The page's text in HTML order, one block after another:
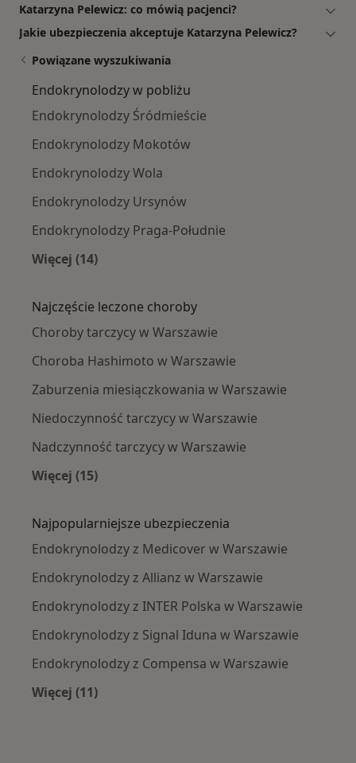
Katarzyna Pelewicz: co mówią pacjenci?
Jakie ubezpieczenia akceptuje Katarzyna Pelewicz?
Powiązane wyszukiwania
Endokrynolodzy w pobliżu
Endokrynolodzy Śródmieście
Endokrynolodzy Mokotów
Endokrynolodzy Wola
Endokrynolodzy Ursynów
Endokrynolodzy Praga-Południe
Więcej (14)
Najczęście leczone choroby
Choroby tarczycy w Warszawie
Choroba Hashimoto w Warszawie
Zaburzenia miesiączkowania w Warszawie
Niedoczynność tarczycy w Warszawie
Nadczynność tarczycy w Warszawie
Więcej (15)
Najpopularniejsze ubezpieczenia
Endokrynolodzy z Medicover w Warszawie
Endokrynolodzy z Allianz w Warszawie
Endokrynolodzy z INTER Polska w Warszawie
Endokrynolodzy z Signal Iduna w Warszawie
Endokrynolodzy z Compensa w Warszawie
Więcej (11)